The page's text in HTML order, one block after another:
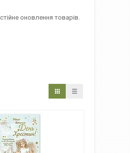
оновлення товарів.